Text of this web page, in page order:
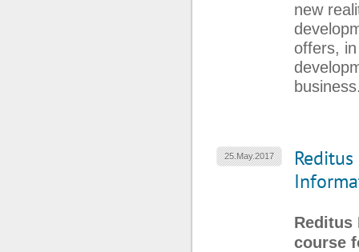
new
offers,
25.May.2017
Reditus
course